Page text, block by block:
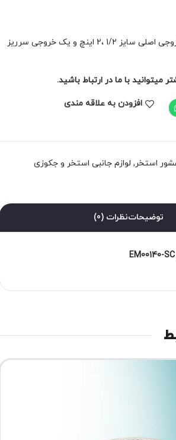
سایز اتصالات : دارای دو خروجی اصلی سایز 1/2 ،2 اینچ و یک خروجی سرریز
با ما در ارتباط باشید.
افزودن به علاقه مندی
استخر, لوازم جانبی استخر و جکوزی
توضیحاتنظرات (0)